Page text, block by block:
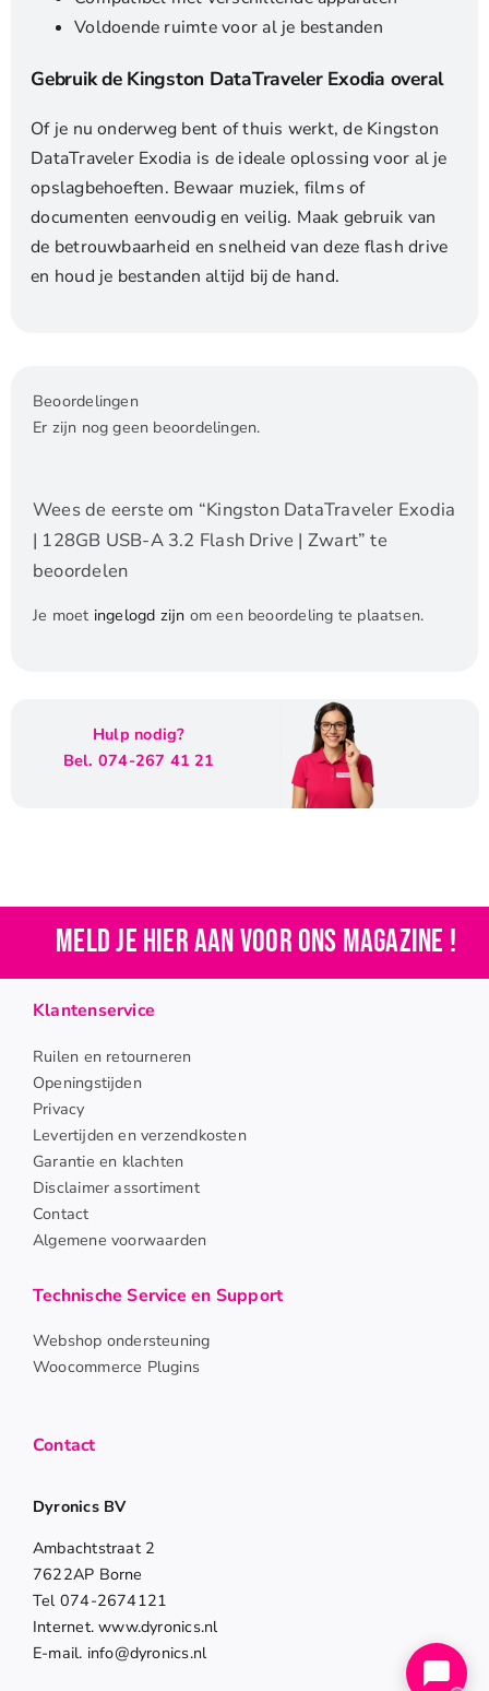
Voldoende ruimte voor al je bestanden
Gebruik de Kingston DataTraveler Exodia overal
Of je nu onderweg bent of thuis werkt, de Kingston
DataTraveler Exodia is de ideale oplossing voor al je
opslagbehoeften. Bewaar muziek, films of
documenten eenvoudig en veilig. Maak gebruik van
de betrouwbaarheid en snelheid van deze flash drive
en houd je bestanden altijd bij de hand.
Beoordelingen
Er zijn nog geen beoordelingen.
Wees de eerste om “Kingston DataTraveler Exodia
| 128GB USB-A 3.2 Flash Drive | Zwart” te
beoordelen
Je moet ingelogd zijn om een beoordeling te plaatsen.
Hulp nodig?
Bel. 074-267 41 21
Meld je hier aan voor ons magazine !
Klantenservice
Ruilen en retourneren
Openingstijden
Privacy
Levertijden en verzendkosten
Garantie en klachten
Disclaimer assortiment
Contact
Algemene voorwaarden
Technische Service en Support
Webshop ondersteuning
Woocommerce Plugins
Contact
Dyronics BV
Ambachtstraat 2
7622AP Borne
Tel 074-2674121
Internet. www.dyronics.nl
E-mail. info@dyronics.nl